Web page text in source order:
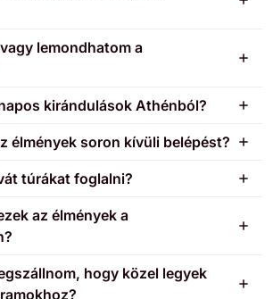
lemondhatom a
kirándulások Athénból?
élmények soron kívüli belépést?
túrákat foglalni?
az élmények a
hogy közel legyek